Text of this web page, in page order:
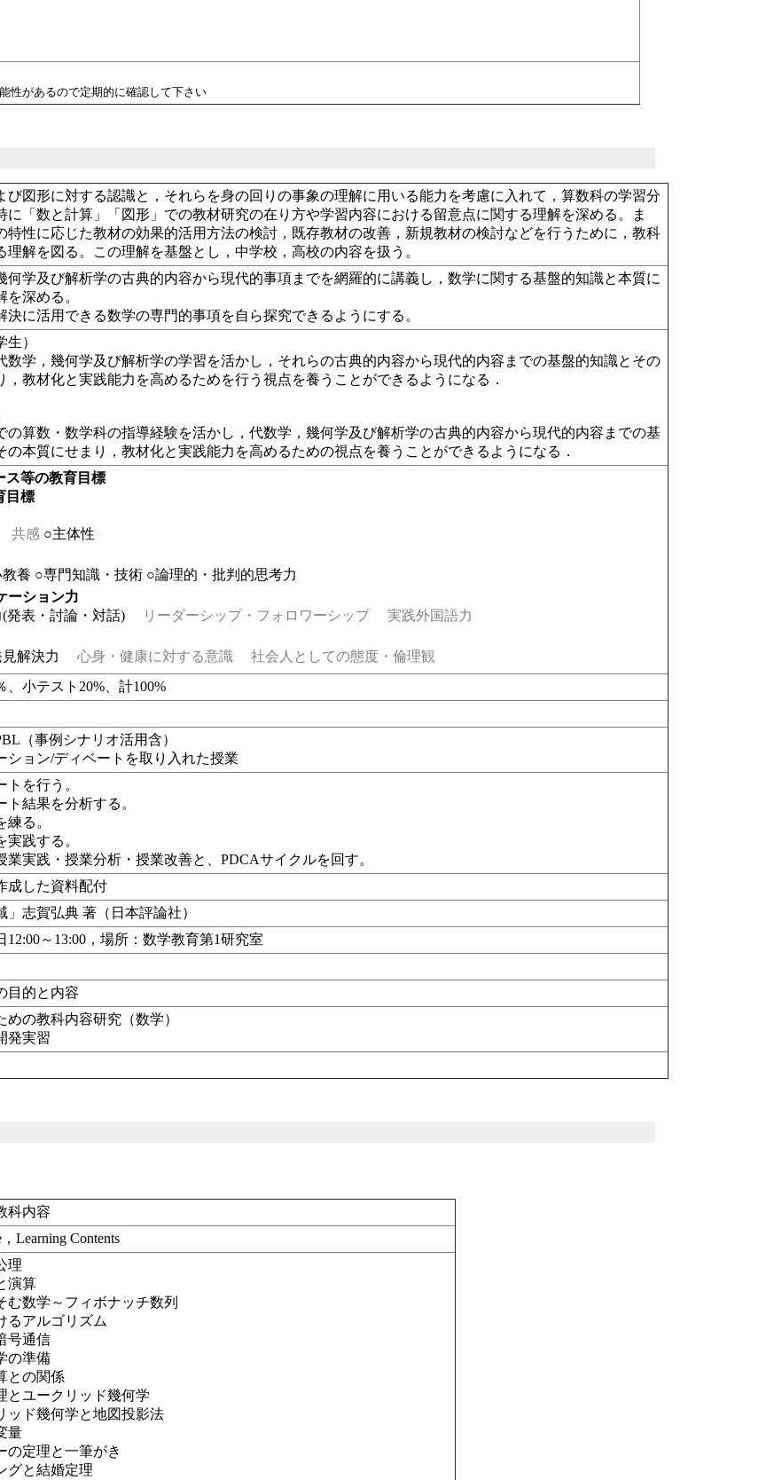
性があるので定期的に確認して下さい
び図形に対する認識と，それらを身の回りの事象の理解に用いる能力を考慮に入れて，算数科の学習分
に「数と計算」「図形」での教材研究の在り方や学習内容における留意点に関する理解を深める。ま
特性に応じた教材の効果的活用方法の検討，既存教材の改善，新規教材の検討などを行うために，教科
理解を図る。この理解を基盤とし，中学校，高校の内容を扱う。
何学及び解析学の古典的内容から現代的事項までを網羅的に講義し，数学に関する基盤的知識と本質に
を深める。
決に活用できる数学の専門的事項を自ら探究できるようにする。
生）
数学，幾何学及び解析学の学習を活かし，それらの古典的内容から現代的内容までの基盤的知識とその
，教材化と実践能力を高めるためを行う視点を養うことができるようになる．
の算数・数学科の指導経験を活かし，代数学，幾何学及び解析学の古典的内容から現代的内容までの基
の本質にせまり，教材化と実践能力を高めるための視点を養うことができるようになる．
ス等の教育目標
目標
共感 ○主体性
養 ○専門知識・技術 ○論理的・批判的思考力
ーション力
発表・討論・対話)
リーダーシップ・フォロワーシップ
実践外国語力
解決力
心身・健康に対する意識
社会人としての態度・倫理観
、小テスト20%、計100%
（事例シナリオ活用含）
ション/ディベートを取り入れた授業
トを行う。
ト結果を分析する。
練る。
実践する。
業実践・授業分析・授業改善と、PDCAサイクルを回す。
成した資料配付
」志賀弘典 著（日本評論社）
12:00～13:00，場所：数学教育第1研究室
目的と内容
めの教科内容研究（数学）
発実習
科内容
Learning Contents
理
演算
む数学～フィボナッチ数列
るアルゴリズム
号通信
の準備
との関係
とユークリッド幾何学
ッド幾何学と地図投影法
量
の定理と一筆がき
グと結婚定理